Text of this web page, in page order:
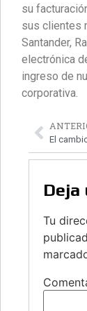
su
sus clientes
Santander,
electrónica
ingreso de
corporativa.
Deja
Tu